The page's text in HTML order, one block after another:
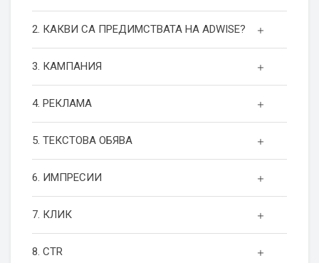
2. КАКВИ СА ПРЕДИМСТВАТА НА ADWISE?
3. КАМПАНИЯ
4. РЕКЛАМА
5. ТЕКСТОВА ОБЯВА
6. ИМПРЕСИИ
7. КЛИК
8. CTR